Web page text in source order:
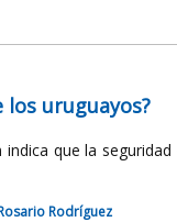
los uruguayos?
que la
Rodríguez